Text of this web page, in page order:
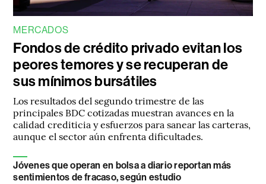
MERCADOS
Fondos de crédito privado evitan los
peores temores y se recuperan de
sus mínimos bursátiles
Los resultados del segundo trimestre de las
principales BDC cotizadas muestran avances en la
calidad crediticia y esfuerzos para sanear las carteras,
aunque el sector aún enfrenta dificultades.
Jóvenes que operan en bolsa a diario reportan más
sentimientos de fracaso, según estudio